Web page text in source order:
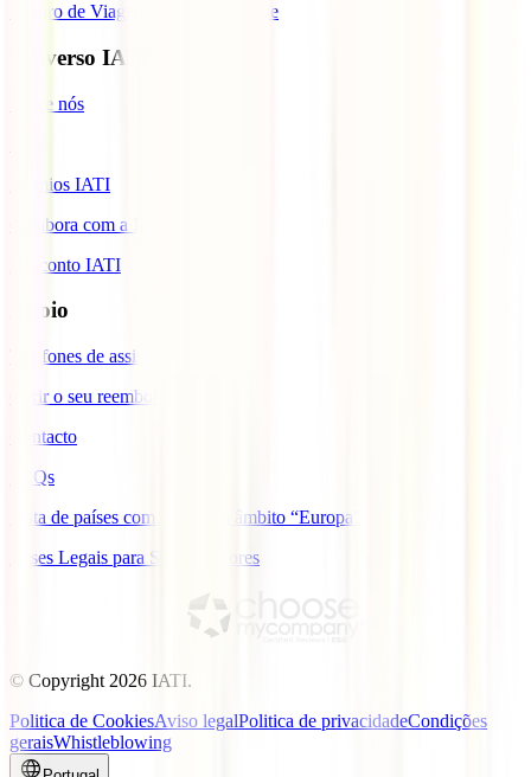
Seguro de Viagem para Cabo Verde
Universo IATI
Sobre nós
Prémios IATI
Colabora com a IATI
Desconto IATI
Apoio
Telefones de assistência
Gerir o seu reembolso
Contacto
FAQs
Lista de países com cobertura âmbito “Europa”
Bases Legais para Sorteio Açores
© Copyright 2026 IATI.
Politica de CookiesAviso legalPolitica de privacidadeCondições
geraisWhistleblowing